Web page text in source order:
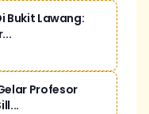
Bukit Lawang:
Profesor